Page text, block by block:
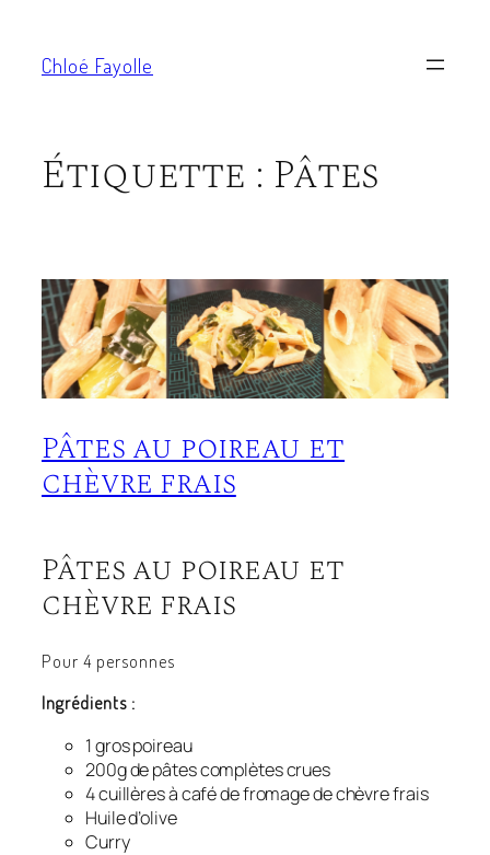
contenu
Chloé Fayolle
Étiquette : Pâtes
Pâtes au poireau et
chèvre frais
Pâtes au poireau et
chèvre frais
Pour 4 personnes
Ingrédients :
1 gros poireau
200g de pâtes complètes crues
4 cuillères à café de fromage de chèvre frais
Huile d’olive
Curry